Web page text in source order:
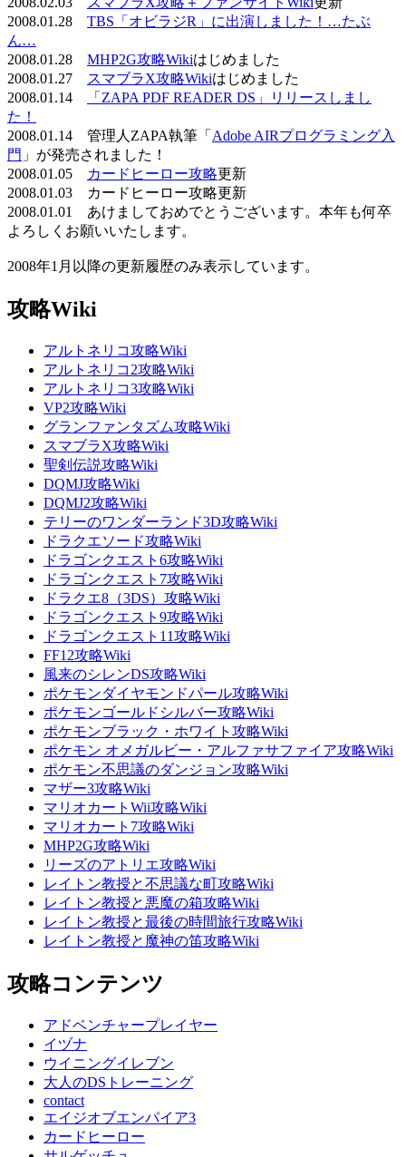
2008.01.28 TBS「オビラジR」に出演しました！…たぶ
ん…
2008.01.28 MHP2G攻略Wikiはじめました
2008.01.27
スマブラX攻略Wikiはじめました
2008.01.14
「ZAPA PDF READER DS」リリースしまし
た！
2008.01.14 管理人ZAPA執筆「 Adobe AIRプログラミング入
門 」が発売されました！
2008.01.05
カードヒーロー攻略更新
2008.01.03 カードヒーロー攻略更新
2008.01.01 あけましておめでとうございます。本年も何卒
よろしくお願いいたします。
2008年1月以降の更新履歴のみ表示しています。
攻略Wiki
アルトネリコ攻略Wiki
アルトネリコ2攻略Wiki
アルトネリコ3攻略Wiki
VP2攻略Wiki
グランファンタズム攻略Wiki
スマブラX攻略Wiki
聖剣伝説攻略Wiki
DQMJ攻略Wiki
DQMJ2攻略Wiki
テリーのワンダーランド3D攻略Wiki
ドラクエソード攻略Wiki
ドラゴンクエスト6攻略Wiki
ドラゴンクエスト7攻略Wiki
ドラクエ8（3DS）攻略Wiki
ドラゴンクエスト9攻略Wiki
ドラゴンクエスト11攻略Wiki
FF12攻略Wiki
風来のシレンDS攻略Wiki
ポケモンダイヤモンドパール攻略Wiki
ポケモンゴールドシルバー攻略Wiki
ポケモンブラック・ホワイト攻略Wiki
ポケモン オメガルビー・アルファサファイア攻略Wiki
ポケモン不思議のダンジョン攻略Wiki
マザー3攻略Wiki
マリオカートWii攻略Wiki
マリオカート7攻略Wiki
MHP2G攻略Wiki
リーズのアトリエ攻略Wiki
レイトン教授と不思議な町攻略Wiki
レイトン教授と悪魔の箱攻略Wiki
レイトン教授と最後の時間旅行攻略Wiki
レイトン教授と魔神の笛攻略Wiki
攻略コンテンツ
アドベンチャープレイヤー
イヅナ
ウイニングイレブン
大人のDSトレーニング
contact
エイジオブエンパイア3
カードヒーロー